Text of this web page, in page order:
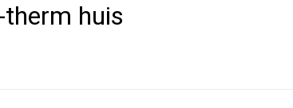
huis